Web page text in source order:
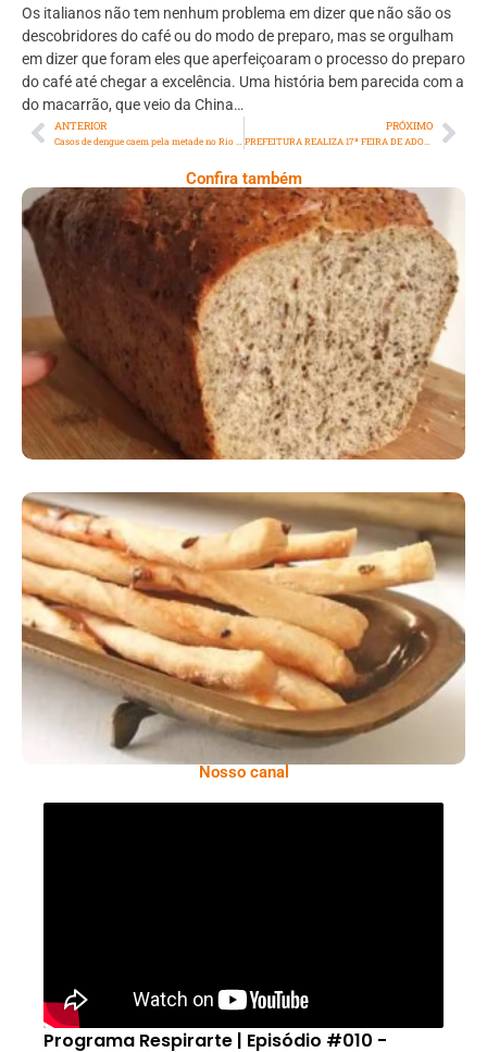
Os italianos não tem nenhum problema em dizer que não são os
descobridores do café ou do modo de preparo, mas se orgulham
em dizer que foram eles que aperfeiçoaram o processo do preparo
do café até chegar a excelência. Uma história bem parecida com a
do macarrão, que veio da China…
ANTERIOR
Casos de dengue caem pela metade no Rio de Janeiro
PRÓXIMO
PREFEITURA REALIZA 17ª FEIRA DE ADOÇÃO DE CÃES E GATOS
Confira também
Comer Bem: Pão Low Carb
Comer Bem: Palitinhos De Cebola E Salsa
Nosso canal
Programa Respirarte | Episódio #010 -